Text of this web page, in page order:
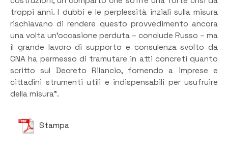
troppi anni. I dubbi e le perplessità inziali sulla misura
rischiavano di rendere questo provvedimento ancora
una volta un’occasione perduta – conclude Russo – ma
il grande lavoro di supporto e consulenza svolto da
CNA ha permesso di tramutare in atti concreti quanto
scritto sul Decreto Rilancio, fornendo a imprese e
cittadini strumenti utili e indispensabili per usufruire
della misura”.
Stampa